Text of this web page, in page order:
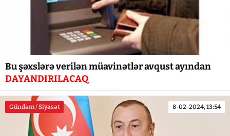
Bu şəxslərə verilən müavinətlər avqust ayından
DAYANDIRILACAQ
Gündəm / Siyasət 8-02-2024, 13:54